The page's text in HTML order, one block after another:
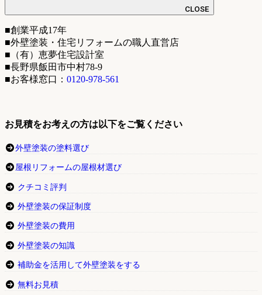
CLOSE
■創業平成17年
■外壁塗装・住宅リフォームの職人直営店
■（有）恵夢住宅設計室
■長野県飯田市中村78-9
■お客様窓口： 0120-978-561
お見積をお考えの方は以下をご覧ください
外壁塗装の塗料選び
屋根リフォームの屋根材選び
クチコミ評判
外壁塗装の保証制度
外壁塗装の費用
外壁塗装の知識
補助金を活用して外壁塗装をする
無料お見積